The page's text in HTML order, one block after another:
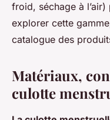
froid, séchage à
explorer cette
catalogue des
Matériaux,
culotte